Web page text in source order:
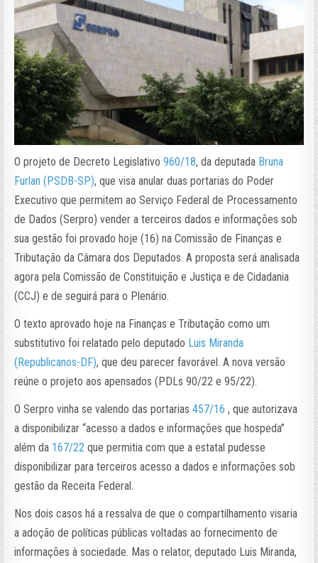
O projeto de Decreto Legislativo960/18, da deputada Bruna
Furlan (PSDB-SP), que visa anular duas portarias do Poder
Executivo que permitem ao Serviço Federal de Processamento
de Dados (Serpro) vender a terceiros dados e informações sob
sua gestão foi provado hoje (16) na Comissão de Finanças e
Tributação da Câmara dos Deputados. A proposta será analisada
agora pela Comissão de Constituição e Justiça e de Cidadania
(CCJ) e de seguirá para o Plenário.
O texto aprovado hoje na Finanças e Tributação como um
substitutivo foi relatado pelo deputado Luis Miranda
(Republicanos-DF), que deu parecer favorável. A nova versão
reúne o projeto aos apensados (PDLs 90/22 e 95/22).
O Serpro vinha se valendo das portarias457/16 , que autorizava
a disponibilizar “acesso a dados e informações que hospeda”
além da 167/22 que permitia com que a estatal pudesse
disponibilizar para terceiros acesso a dados e informações sob
gestão da Receita Federal.
Nos dois casos há a ressalva de que o compartilhamento visaria
a adoção de políticas públicas voltadas ao fornecimento de
informações à sociedade. Mas o relator, deputado Luis Miranda,